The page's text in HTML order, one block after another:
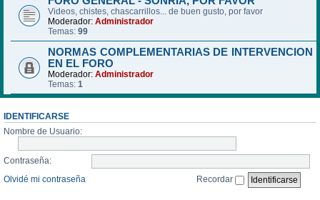
Videos, chistes, chascarrillos... de buen gusto, por favor
Moderador: Administrador
Temas: 99
NORMAS COMPLEMENTARIAS DE INTERVENCION
EN EL FORO
Moderador: Administrador
Temas: 1
IDENTIFICARSE
Nombre de Usuario:
Contraseña:
Olvidé mi contraseña
Recordar